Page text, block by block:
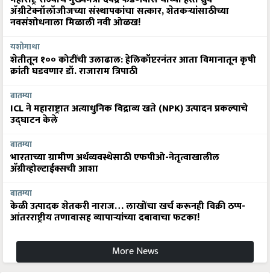
ॲग्रीटेक्नॉलॉजीजच्या संस्थापकांचा सत्कार, शेतकऱ्यांसाठीच्या
नवसंशोधनाला मिळाली नवी ओळख!
यशोगाथा
शेतीतून १०० कोटींची उलाढाल: हेलिकॉप्टरनंतर आता विमानातून कृषी
क्रांती घडवणार डॉ. राजाराम त्रिपाठी
बातम्या
ICL ने महाराष्ट्रात अत्याधुनिक विद्राव्य खते (NPK) उत्पादन प्रकल्पाचे
उद्घाटन केले
बातम्या
भारताच्या ग्रामीण अर्थव्यवस्थेसाठी एफपीओ-नेतृत्वाखालील
अ‍ॅग्रीव्होल्टाईक्सची आशा
बातम्या
केळी उत्पादक शेतकरी नाराज… लाखोंचा खर्च करूनही विक्री ठप्प-
आंतरराष्ट्रीय तणावासह व्यापाऱ्यांच्या दबावाचा फटका!
More News